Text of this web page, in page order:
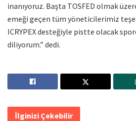
inanıyoruz. Başta TOSFED olmak
emeği geçen tüm yöneticilerimiz
ICRYPEX desteğiyle pistte olacak
diliyorum.” dedi.
İlginizi Çekebilir